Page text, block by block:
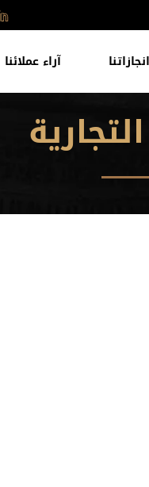
انجازاتنا آراء عملائنا